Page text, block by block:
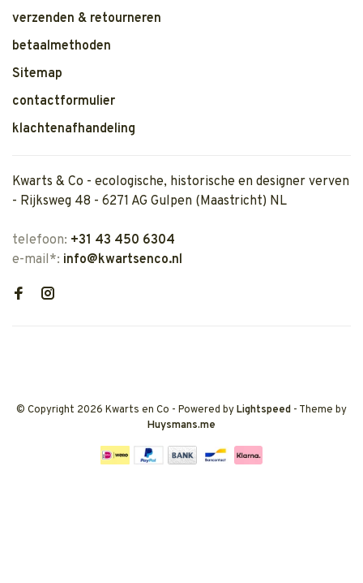
verzenden & retourneren
betaalmethoden
Sitemap
contactformulier
klachtenafhandeling
Kwarts & Co - ecologische, historische en designer verven
- Rijksweg 48 - 6271 AG Gulpen (Maastricht) NL
telefoon: +31 43 450 6304
e-mail*: info@kwartsenco.nl
© Copyright 2026 Kwarts en Co - Powered byLightspeed - Theme by
Huysmans.me